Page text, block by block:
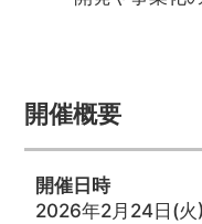
開催概要
開催日時
2026年2月24日(